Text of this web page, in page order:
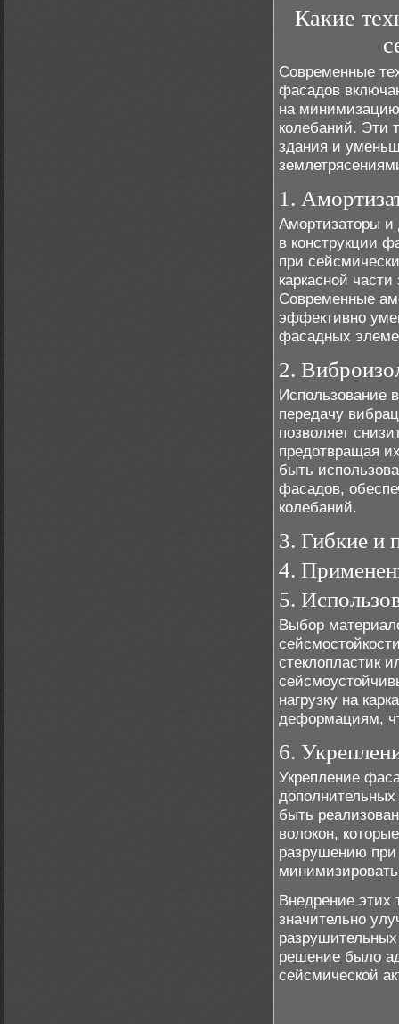
Какие
Современные
фасадов
на
колебаний. Эти
здания и
1.
Амортизаторы и
в конструкции
при
каркасной
Современные
эффективно
фасадных
2.
Использование
передачу
позволяет
предотвращая
быть
фасадов,
колебаний.
3. Гибкие и
4.
5.
Выбор
стеклопластик
нагрузку на
деформациям,
6.
Укрепление
быть
волокон,
разрушению при
Внедрение этих
значительно
решение было
сейсмической